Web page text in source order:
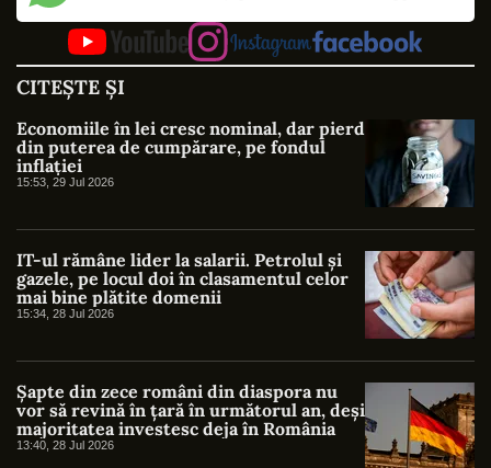
CITEȘTE ȘI
Economiile în lei cresc nominal, dar pierd
din puterea de cumpărare, pe fondul
inflației
15:53, 29 Jul 2026
IT-ul rămâne lider la salarii. Petrolul și
gazele, pe locul doi în clasamentul celor
mai bine plătite domenii
15:34, 28 Jul 2026
Șapte din zece români din diaspora nu
vor să revină în țară în următorul an, deși
majoritatea investesc deja în România
13:40, 28 Jul 2026